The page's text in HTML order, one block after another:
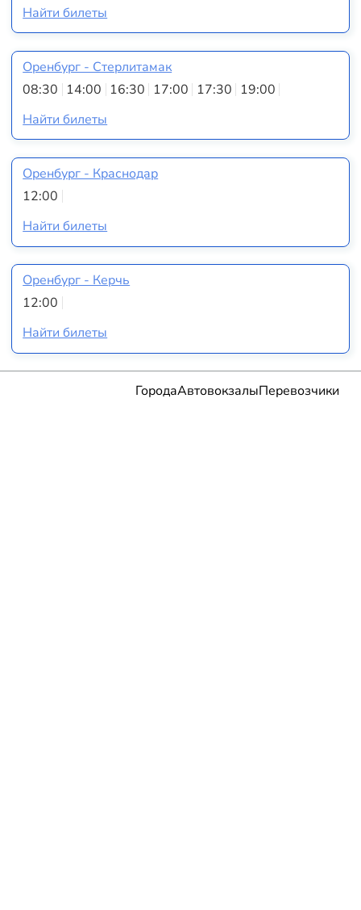
Найти билеты
Оренбург - Стерлитамак
08:30 14:00 16:30 17:00 17:30 19:00
Найти билеты
Оренбург - Краснодар
12:00
Найти билеты
Оренбург - Керчь
12:00
Найти билеты
ГородаАвтовокзалыПеревозчики